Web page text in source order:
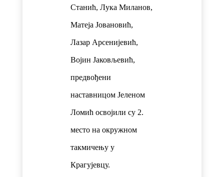
Станић, Лука Миланов,
Матеја Јовановић,
Лазар Арсенијевић,
Војин Јаковљевић,
предвођени
наставницом Јеленом
Ломић освојили су 2.
место на окружном
такмичењу у
Крагујевцу.